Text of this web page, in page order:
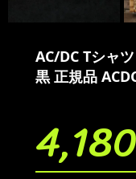
AC/DC Tシャ
黒 正規品
4,180